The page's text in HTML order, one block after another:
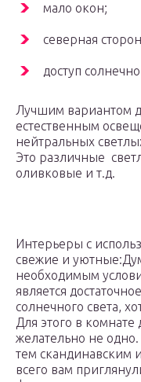
мало окон;
северная
доступ
Лучшим вариантом
естественным
нейтральных
Это различные
оливковые и т.д.
Интерьеры с
свежие и уютные:
необходимым
является
солнечного света,
Для этого в
желательно не
тем скандинавским
всего вам